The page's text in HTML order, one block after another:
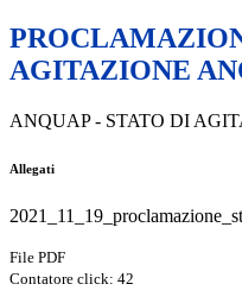
AGITAZIONE
ANQUAP - STATO DI
Allegati
File PDF
Contatore click: 42